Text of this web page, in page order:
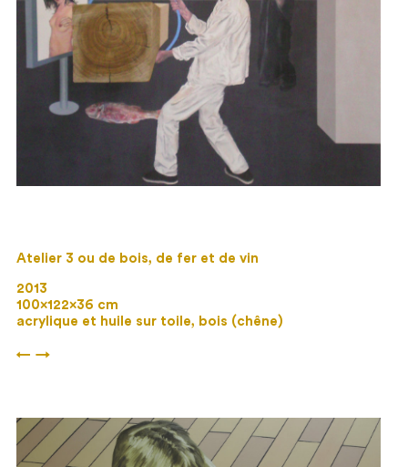
Atelier 3 ou de bois, de fer et de vin
2013
100×122×36 cm
acrylique et huile sur toile, bois (chêne)
← →